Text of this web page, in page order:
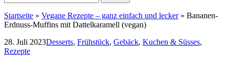
Startseite » Vegane Rezepte – ganz einfach und lecker» Bananen-
Erdnuss-Muffins mit Dattelkaramell (vegan)
28. Juli 2023Desserts, Frühstück, Gebäck, Kuchen & Süsses,
Rezepte